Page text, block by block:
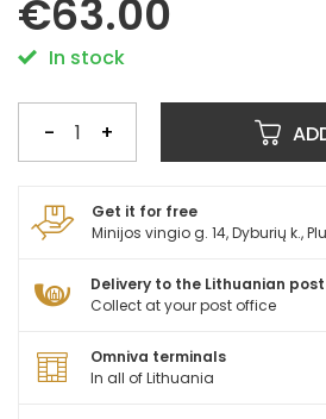
€63.00
In stock
- +
Get it for free
Minijos vingio g. 14, Dyburių k.,
Delivery to the Lithuanian
Collect at your post office
Omniva terminals
In all of Lithuania